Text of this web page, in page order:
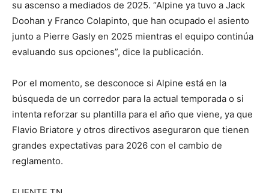
su ascenso a mediados de 2025. “Alpine ya tuvo a Jack
Doohan y Franco Colapinto, que han ocupado el asiento
junto a Pierre Gasly en 2025 mientras el equipo continúa
evaluando sus opciones”, dice la publicación.
Por el momento, se desconoce si Alpine está en la
búsqueda de un corredor para la actual temporada o si
intenta reforzar su plantilla para el año que viene, ya que
Flavio Briatore y otros directivos aseguraron que tienen
grandes expectativas para 2026 con el cambio de
reglamento.